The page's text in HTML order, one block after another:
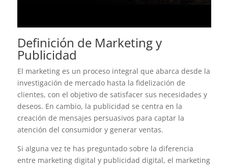
Definición de Marketing y
Publicidad
El marketing es un proceso integral que abarca desde la
investigación de mercado hasta la fidelización de
clientes, con el objetivo de satisfacer sus necesidades y
deseos. En cambio, la publicidad se centra en la
creación de mensajes persuasivos para captar la
atención del consumidor y generar ventas.
Si alguna vez te has preguntado sobre la diferencia
entre marketing digital y publicidad digital, el marketing